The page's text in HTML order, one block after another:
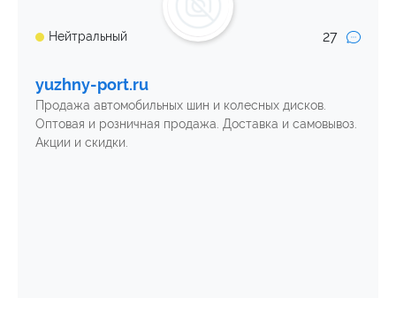
Нейтральный 27
yuzhny-port.ru
Продажа автомобильных шин и колесных дисков.
Оптовая и розничная продажа. Доставка и самовывоз.
Акции и скидки.